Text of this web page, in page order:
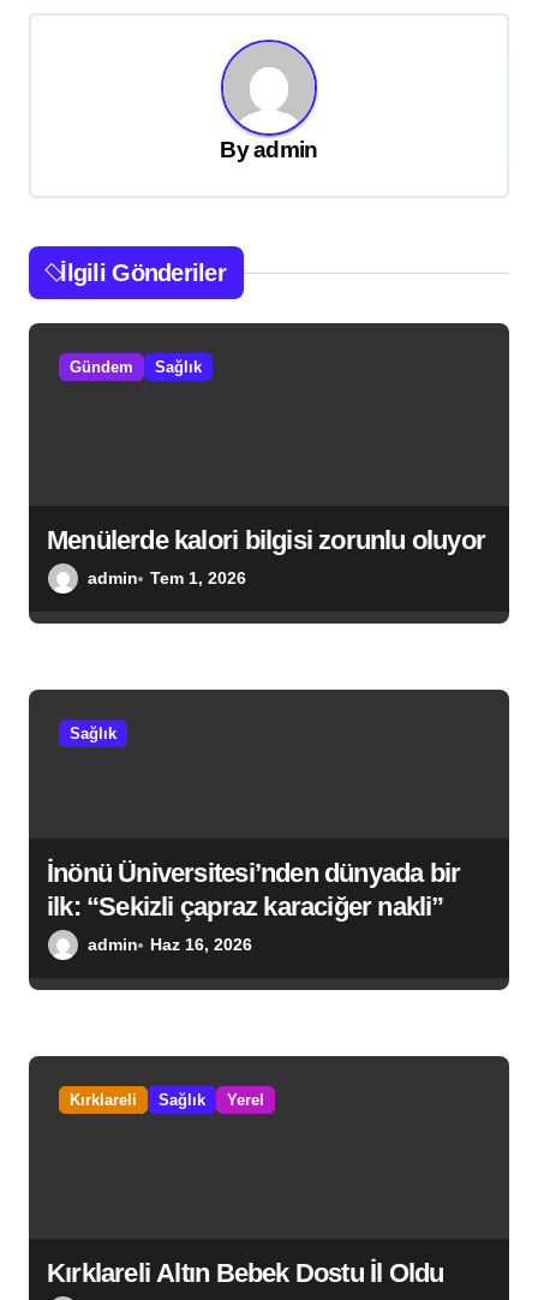
ı
m
e
s
Byadmin
İlgili Gönderiler
Gündem Sağlık
Menülerde kalori bilgisi zorunlu oluyor
admin Tem 1, 2026
Sağlık
İnönü Üniversitesi’nden dünyada bir
ilk: “Sekizli çapraz karaciğer nakli”
admin Haz 16, 2026
Kırklareli Sağlık Yerel
Kırklareli Altın Bebek Dostu İl Oldu